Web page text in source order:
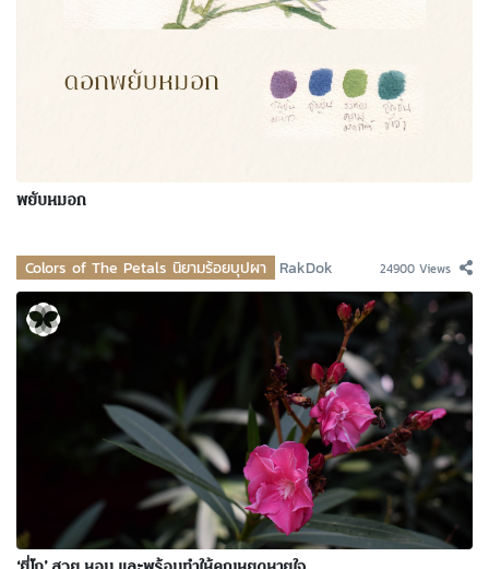
พยับหมอก
Colors of The Petals นิยามร้อยบุปผา RakDok 24900 Views